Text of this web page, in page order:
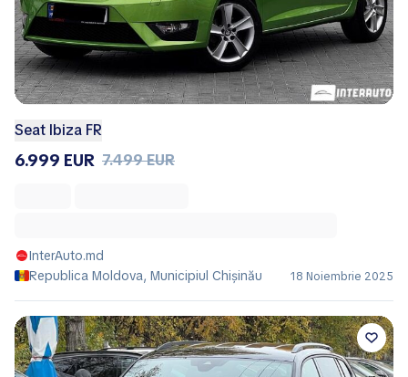
Seat Ibiza FR
6.999 EUR 7.499 EUR
InterAuto.md
Republica Moldova, Municipiul Chișinău
18 Noiembrie 2025